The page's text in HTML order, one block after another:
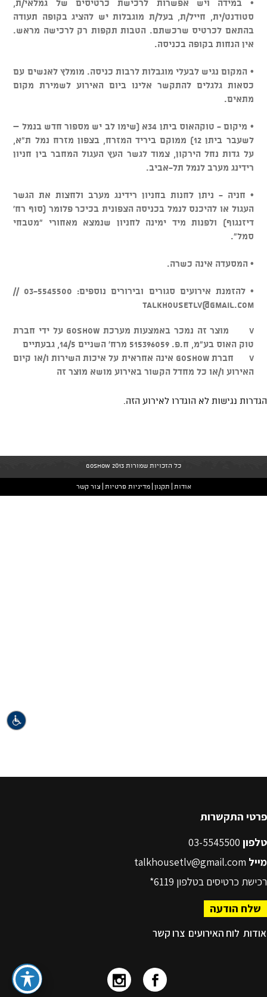
פרטי התקשרות
טלפון
מייל talkhousetlv@gmail.com
רכישת כרטיסים בטלפון 6119*
שלח הודעה
אודות לוח האירועים צרו קשר